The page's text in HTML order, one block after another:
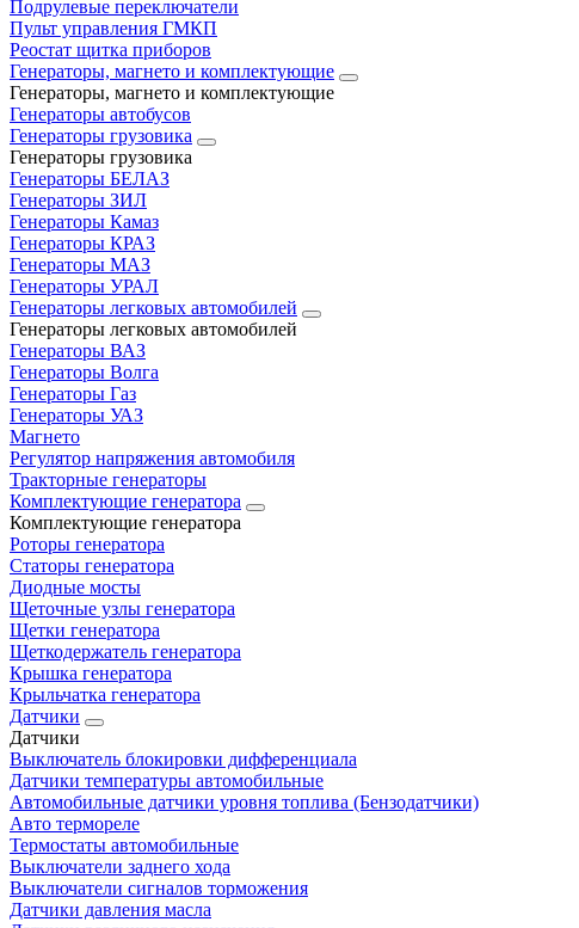
Подрулевые переключатели
Пульт управления ГМКП
Реостат щитка приборов
Генераторы, магнето и комплектующие
Генераторы, магнето и комплектующие
Генераторы автобусов
Генераторы грузовика
Генераторы грузовика
Генераторы БЕЛАЗ
Генераторы ЗИЛ
Генераторы Камаз
Генераторы КРАЗ
Генераторы МАЗ
Генераторы УРАЛ
Генераторы легковых автомобилей
Генераторы легковых автомобилей
Генераторы ВАЗ
Генераторы Волга
Генераторы Газ
Генераторы УАЗ
Магнето
Регулятор напряжения автомобиля
Тракторные генераторы
Комплектующие генератора
Комплектующие генератора
Роторы генератора
Статоры генератора
Диодные мосты
Щеточные узлы генератора
Щетки генератора
Щеткодержатель генератора
Крышка генератора
Крыльчатка генератора
Датчики
Датчики
Выключатель блокировки дифференциала
Датчики температуры автомобильные
Автомобильные датчики уровня топлива (Бензодатчики)
Авто термореле
Термостаты автомобильные
Выключатели заднего хода
Выключатели сигналов торможения
Датчики давления масла